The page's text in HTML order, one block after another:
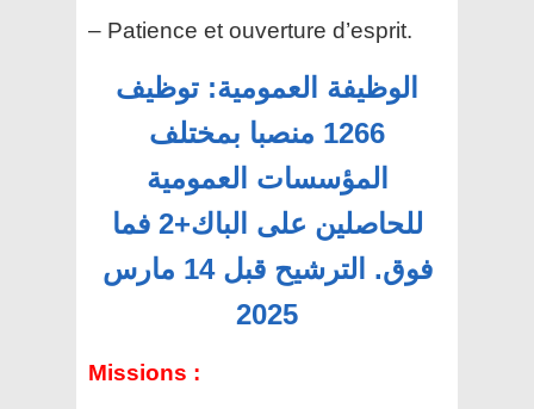
– Patience et ouverture d’esprit.
الوظيفة العمومية: توظيف
1266 منصبا بمختلف
المؤسسات العمومية
للحاصلين على الباك+2 فما
فوق. الترشيح قبل 14 مارس
2025
Missions :